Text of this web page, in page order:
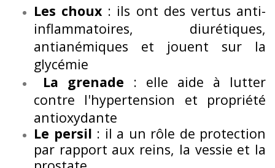
Les choux : ils ont des vertus anti-
inflammatoires, diurétiques,
antianémiques et jouent sur la
glycémie
La grenade : elle aide à lutter
contre l'hypertension et propriété
antioxydante
Le persil : il a un rôle de protection
par rapport aux reins, la vessie et la